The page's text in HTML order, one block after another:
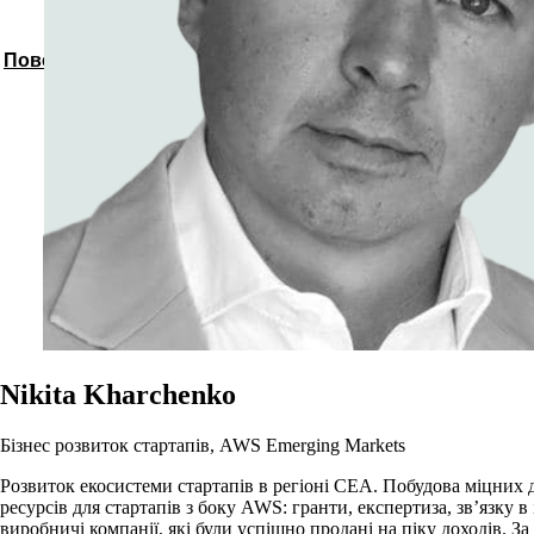
Повернутись до спікерів
Nikita Kharchenko
Бізнес розвиток стартапів, AWS Emerging Markets
Розвиток екосистеми стартапів в регіоні CEA. Побудова
ресурсів для стартапів з боку AWS: гранти, експертиза,
виробничі компанії, які були успішно продані на піку